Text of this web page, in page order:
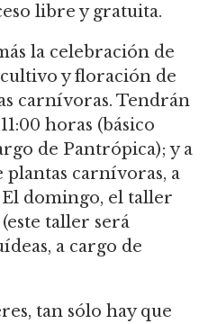
libre y gratuita.
la celebración de
y floración de
carnívoras. Tendrán
horas (básico
de Pantrópica); y a
plantas carnívoras, a
domingo, el taller
(este taller será
a cargo de
tan sólo hay que